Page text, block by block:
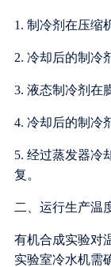
1. 制冷剂在压缩
2. 冷却后的制冷
3. 液态制冷剂在
4. 冷却后的制冷
5. 经过蒸发器冷
复。
二、运行生产温
有机合成实验对
实验室冷水机需